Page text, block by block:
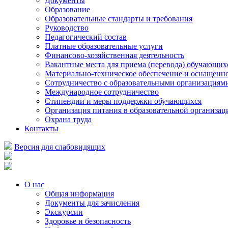
Образование
Образовательные стандарты и требования
Руководство
Педагогический состав
Платные образовательные услуги
Финансово-хозяйственная деятельность
Вакантные места для приема (перевода)
Материально-техническое обеспечение и
Сотрудничество с образовательными
Международное сотрудничество
Стипендии и меры поддержки обучающихся
Организация питания в образовательной
Охрана труда
Контакты
Версия для слабовидящих
О нас
Общая информация
Документы для зачисления
Экскурсии
Здоровье и безопасность